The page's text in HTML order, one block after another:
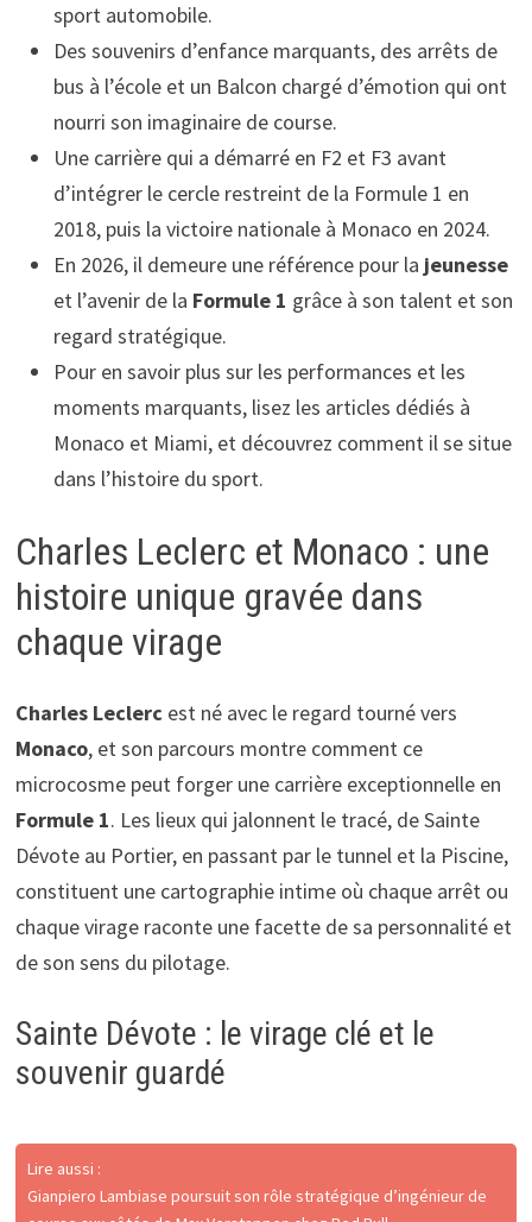
sport automobile.
Des souvenirs d’enfance marquants, des arrêts de
bus à l’école et un Balcon chargé d’émotion qui ont
nourri son imaginaire de course.
Une carrière qui a démarré en F2 et F3 avant
d’intégrer le cercle restreint de la Formule 1 en
2018, puis la victoire nationale à Monaco en 2024.
En 2026, il demeure une référence pour la jeunesse
et l’avenir de la Formule 1 grâce à son talent et son
regard stratégique.
Pour en savoir plus sur les performances et les
moments marquants, lisez les articles dédiés à
Monaco et Miami, et découvrez comment il se situe
dans l’histoire du sport.
Charles Leclerc et Monaco : une
histoire unique gravée dans
chaque virage
Charles Leclerc est né avec le regard tourné vers
Monaco, et son parcours montre comment ce
microcosme peut forger une carrière exceptionnelle en
Formule 1. Les lieux qui jalonnent le tracé, de Sainte
Dévote au Portier, en passant par le tunnel et la Piscine,
constituent une cartographie intime où chaque arrêt ou
chaque virage raconte une facette de sa personnalité et
de son sens du pilotage.
Sainte Dévote : le virage clé et le
souvenir guardé
Lire aussi :
Gianpiero Lambiase poursuit son rôle stratégique d’ingénieur de